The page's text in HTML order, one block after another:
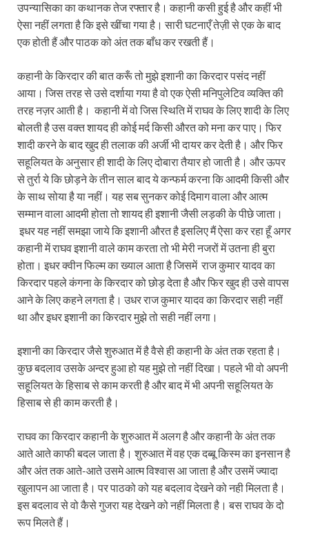
उपन्यासिका का कथानक तेज रफ्तार है। कहानी कसी हुई है और कहीं भी
ऐसा नहीं लगता है कि इसे खींचा गया है। सारी घटनाएँ तेज़ी से एक के बाद
एक होती हैं और पाठक को अंत तक बाँध कर रखती हैं।
कहानी के किरदार की बात करूँ तो मुझे इशानी का किरदार पसंद नहीं
आया। जिस तरह से उसे दर्शाया गया है वो एक ऐसी मनिपुलेटिव व्यक्ति की
तरह नज़र आती है। कहानी में वो जिस स्थिति में राघव के लिए शादी के लिए
बोलती है उस वक्त शायद ही कोई मर्द किसी औरत को मना कर पाए। फिर
शादी करने के बाद खुद ही तलाक की अर्जी भी दायर कर देती है। और फिर
सहूलियत के अनुसार ही शादी के लिए दोबारा तैयार हो जाती है। और ऊपर
से तुर्रा ये कि छोड़ने के तीन साल बाद ये कन्फर्म करना कि आदमी किसी और
के साथ सोया है या नहीं। यह सब सुनकर कोई दिमाग वाला और आत्म
सम्मान वाला आदमी होता तो शायद ही इशानी जैसी लड़की के पीछे जाता।
इधर यह नहीं समझा जाये कि इशानी औरत है इसलिए मैं ऐसा कर रहा हूँ अगर
कहानी में राघव इशानी वाले काम करता तो भी मेरी नजरों में उतना ही बुरा
होता। इधर क्वीन फिल्म का ख्याल आता है जिसमें राज कुमार यादव का
किरदार पहले कंगना के किरदार को छोड़ देता है और फिर खुद ही उसे वापस
आने के लिए कहने लगता है। उधर राज कुमार यादव का किरदार सही नहीं
था और इधर इशानी का किरदार मुझे तो सही नहीं लगा।
इशानी का किरदार जैसे शुरुआत में है वैसे ही कहानी के अंत तक रहता है।
कुछ बदलाव उसके अन्दर हुआ हो यह मुझे तो नहीं दिखा। पहले भी वो अपनी
सहूलियत के हिसाब से काम करती है और बाद में भी अपनी सहूलियत के
हिसाब से ही काम करती है।
राघव का किरदार कहानी के शुरुआत में अलग है और कहानी के अंत तक
आते आते काफी बदल जाता है। शुरुआत में वह एक दब्बू किस्म का इनसान है
और अंत तक आते-आते उसमे आत्म विश्वास आ जाता है और उसमें ज्यादा
खुलापन आ जाता है। पर पाठको को यह बदलाव देखने को नही मिलता है।
इस बदलाव से वो कैसे गुजरा यह देखने को नहीं मिलता है। बस राघव के दो
रूप मिलते हैं।